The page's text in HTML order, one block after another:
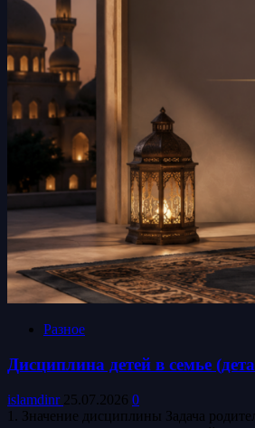
Разное
Дисциплина детей в семье
islamdinr 25.07.2026 0
1. Значение дисциплины Задача